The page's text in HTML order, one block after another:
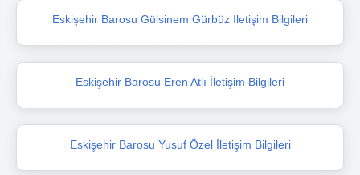
Eskişehir Barosu Gülsinem Gürbüz İletişim Bilgileri
Eskişehir Barosu Eren Atlı İletişim Bilgileri
Eskişehir Barosu Yusuf Özel İletişim Bilgileri